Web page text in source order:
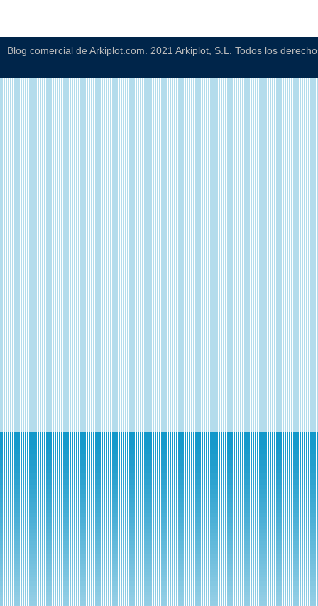
Blog comercial de Arkiplot.com. 2021 Arkiplot, S.L. Todos los